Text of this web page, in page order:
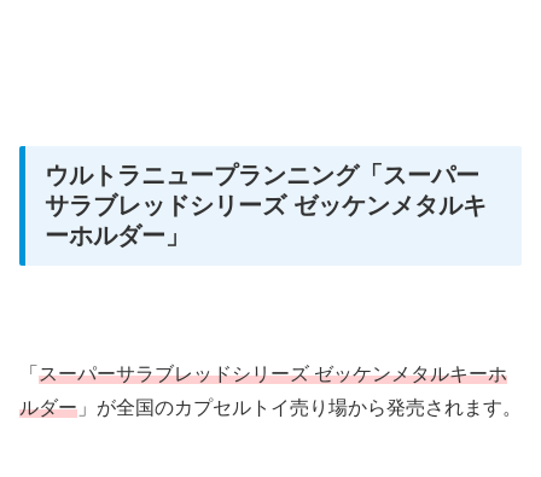
ウルトラニュープランニング「スーパー
サラブレッドシリーズ ゼッケンメタルキ
ーホルダー」
「 スーパーサラブレッドシリーズ ゼッケンメタルキーホ
ルダー 」が全国のカプセルトイ売り場から発売されます。